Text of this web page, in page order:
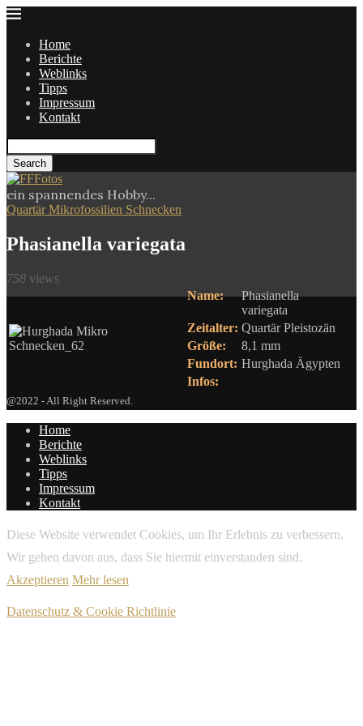
Home
Berichte
Weblinks
Tipps
Impressum
Kontakt
Search
ein spannendes Hobby...
Quartär Mikrofossilien Schnecken
Phasianella variegata
758 views
Name:
Phasianella
variegata
Zeitalter: QuartärPleistozän
Größe:
8,1 mm
Fundort: Hurghada Ägypten
Infos:
@2022 - All Right Reserved.
Home
Berichte
Weblinks
Tipps
Impressum
Kontakt
Diese Website verwendet Cookies, um Ihr Erlebnis zu verbessern.
Wir gehen davon aus, dass Sie hiermit einverstanden sind.
Akzeptieren Mehr lesen
Datenschutz & Cookie Richtlinie